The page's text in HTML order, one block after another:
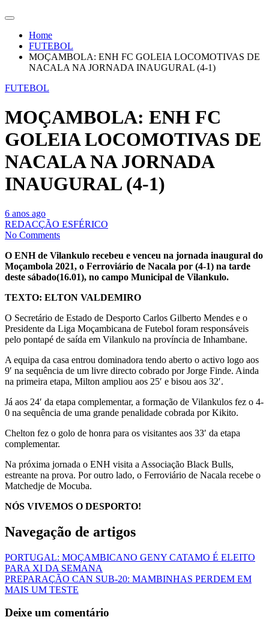
Home
FUTEBOL
MOÇAMBOLA: ENH FC GOLEIA LOCOMOTIVAS DE
NACALA NA JORNADA INAUGURAL (4-1)
FUTEBOL
MOÇAMBOLA: ENH FC
GOLEIA LOCOMOTIVAS DE
NACALA NA JORNADA
INAUGURAL (4-1)
6 anos ago
REDACÇÃO ESFÉRICO
No Comments
O ENH de Vilankulo recebeu e venceu na jornada inaugural do
Moçambola 2021, o Ferroviário de Nacala por (4-1) na tarde
deste sábado(16.01), no campo Municipal de Vilankulo.
TEXTO: ELTON VALDEMIRO
O Secretário de Estado de Desporto Carlos Gilberto Mendes e o
Presidente da Liga Moçambicana de Futebol foram responsáveis
pelo pontapé de saída em Vilankulo na província de Inhambane.
A equipa da casa entrou dominadora tendo aberto o activo logo aos
9′ na sequência de um livre directo cobrado por Jorge Finde. Ainda
na primeira etapa, Milton ampliou aos 25′ e bisou aos 32′.
Já aos 24′ da etapa complementar, a formação de Vilankulos fez o 4-
0 na sequência de uma grande penalidade cobrada por Kikito.
Chelton fez o golo de honra para os visitantes aos 33′ da etapa
complementar.
Na próxima jornada o ENH visita a Associação Black Bulls,
estreante na prova. Por outro lado, o Ferroviário de Nacala recebe o
Matchedje de Mocuba.
NÓS VIVEMOS O DESPORTO!
Navegação de artigos
PORTUGAL: MOÇAMBICANO GENY CATAMO É ELEITO
PARA XI DA SEMANA
PREPARAÇÃO CAN SUB-20: MAMBINHAS PERDEM EM
MAIS UM TESTE
Deixe um comentário